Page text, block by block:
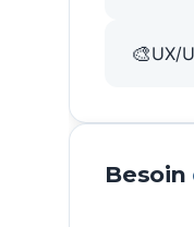
🎨UX/
Besoin